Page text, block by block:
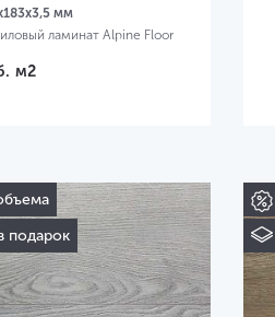
мм
ламинат Alpine Floor
м2
подарок